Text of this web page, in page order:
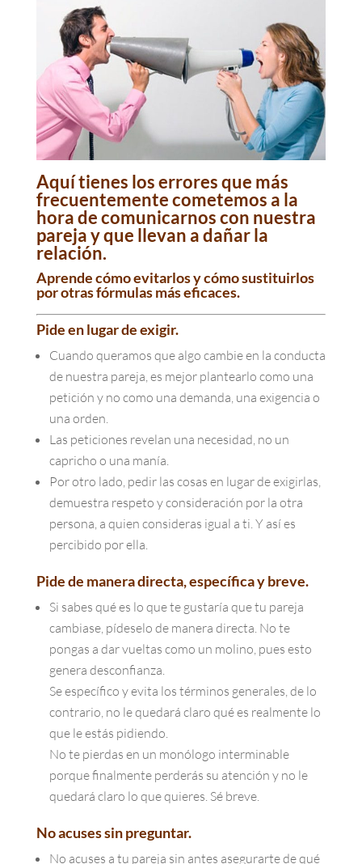
Aquí tienes los errores que más
frecuentemente cometemos a la
hora de comunicarnos con nuestra
pareja y que llevan a dañar la
relación.
Aprende cómo evitarlos y cómo sustituirlos
por otras fórmulas más eficaces.
Pide en lugar de exigir.
Cuando queramos que algo cambie en la conducta
de nuestra pareja, es mejor plantearlo como una
petición y no como una demanda, una exigencia o
una orden.
Las peticiones revelan una necesidad, no un
capricho o una manía.
Por otro lado, pedir las cosas en lugar de exigirlas,
demuestra respeto y consideración por la otra
persona, a quien consideras igual a ti. Y así es
percibido por ella.
Pide de manera directa, específica y breve.
Si sabes qué es lo que te gustaría que tu pareja
cambiase, pídeselo de manera directa. No te
pongas a dar vueltas como un molino, pues esto
genera desconfianza.
Se específico y evita los términos generales, de lo
contrario, no le quedará claro qué es realmente lo
que le estás pidiendo.
No te pierdas en un monólogo interminable
porque finalmente perderás su atención y no le
quedará claro lo que quieres. Sé breve.
No acuses sin preguntar.
No acuses a tu pareja sin antes asegurarte de qué